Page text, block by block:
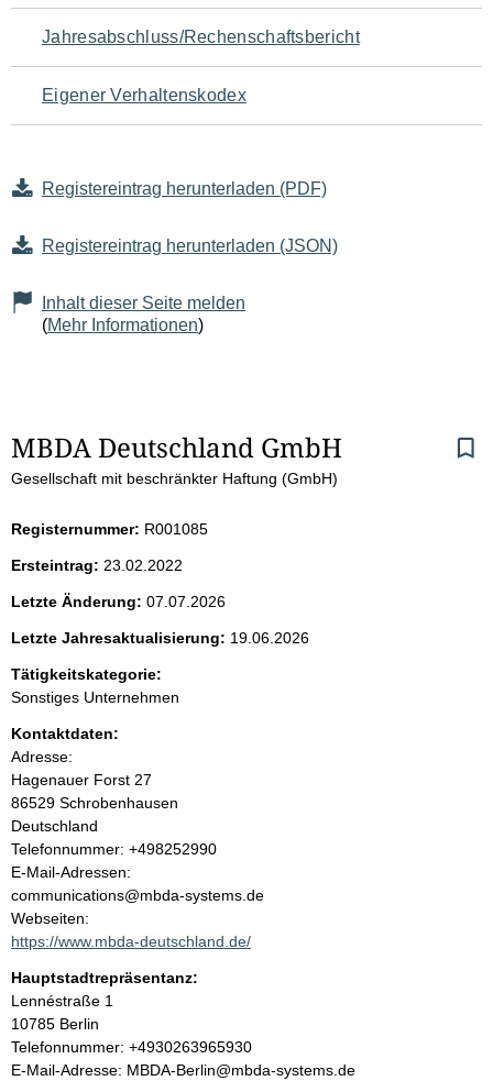
Jahresabschluss/Rechenschaftsbericht
Eigener Verhaltenskodex
Registereintrag herunterladen (PDF)
Registereintrag herunterladen (JSON)
Inhalt dieser Seite melden
(Mehr Informationen)
S
e
i
t
e
n
i
n
h
a
l
t
MBDA Deutschland GmbH
Gesellschaft mit beschränkter Haftung (GmbH)
Registernummer: R001085
Ersteintrag: 23.02.2022
Letzte Änderung: 07.07.2026
Letzte Jahresaktualisierung: 19.06.2026
Tätigkeitskategorie:
Sonstiges Unternehmen
Kontaktdaten:
Adresse:
Hagenauer Forst 27
86529 Schrobenhausen
Deutschland
K
o
n
t
a
t
i
n
o
Telefonnummer: +498252990
E-Mail-Adressen:
communications@mbda-systems.de
Webseiten:
https://www.mbda-deutschland.de/
Hauptstadtrepräsentanz:
A
d
r
e
Lennéstraße 1
10785 Berlin
K
o
Telefonnummer: +4930263965930
E-Mail-Adresse: MBDA-Berlin@mbda-systems.de